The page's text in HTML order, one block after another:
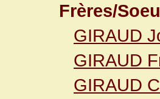
Frères/
GIRAUD
GIRAUD
GIRAUD